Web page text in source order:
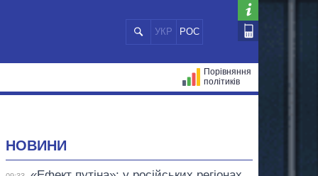
УКР РОС
Порівняння
політиків
НОВИНИ